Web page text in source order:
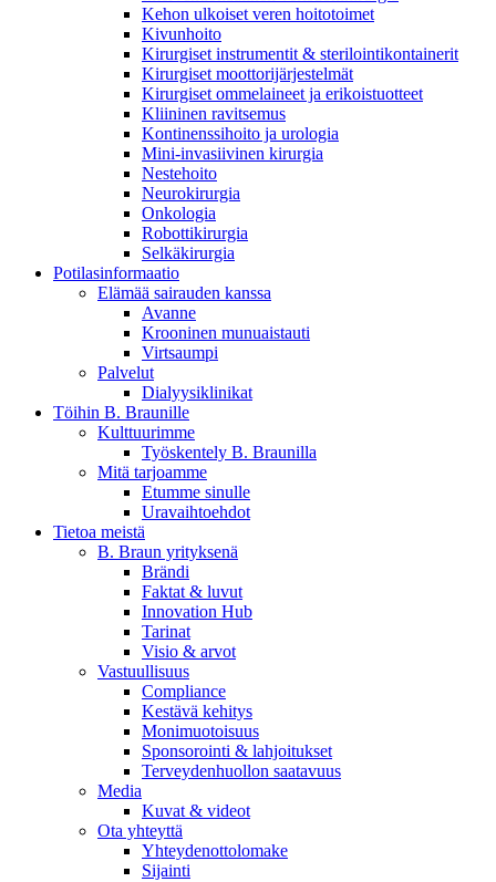
Tuotekatalogi
Etsitkö tiettyä tuotetta? Tuotekatalogista löydät kattavan
Kehon ulkoiset veren hoitotoimet
Kivunhoito
Kirurgiset instrumentit & sterilointikontainerit
Kirurgiset moottorijärjestelmät
Kirurgiset ommelaineet ja erikoistuotteet
Kliininen ravitsemus
Kontinenssihoito ja urologia
Mini-invasiivinen kirurgia
Nestehoito
Neurokirurgia
Onkologia
Robottikirurgia
Selkäkirurgia
Potilasinformaatio
Elämää sairauden kanssa
Avanne
Krooninen munuaistauti
Virtsaumpi
Palvelut
Dialyysiklinikat
Töihin B. Braunille
Kulttuurimme
Työskentely B. Braunilla
Mitä tarjoamme
Etumme sinulle
Uravaihtoehdot
Tietoa meistä
B. Braun yrityksenä
Brändi
Faktat & luvut
Innovation Hub
Tarinat
Visio & arvot
Vastuullisuus
Compliance
Kestävä kehitys
Monimuotoisuus
Sponsorointi & lahjoitukset
Terveydenhuollon saatavuus
Media
Kuvat & videot
Ota yhteyttä
Yhteydenottolomake
Sijainti